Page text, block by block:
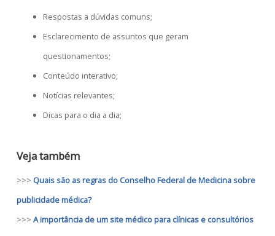
Respostas a dúvidas comuns;
Esclarecimento de assuntos que geram
questionamentos;
Conteúdo interativo;
Notícias relevantes;
Dicas para o dia a dia;
Veja também
>>> Quais são as regras do Conselho Federal de Medicina sobre
publicidade médica?
>>> A importância de um site médico para clínicas e consultórios